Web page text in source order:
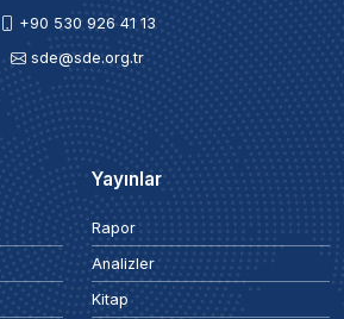
+90 530 926 41 13
sde@sde.org.tr
Yayınlar
Rapor
Analizler
Kitap